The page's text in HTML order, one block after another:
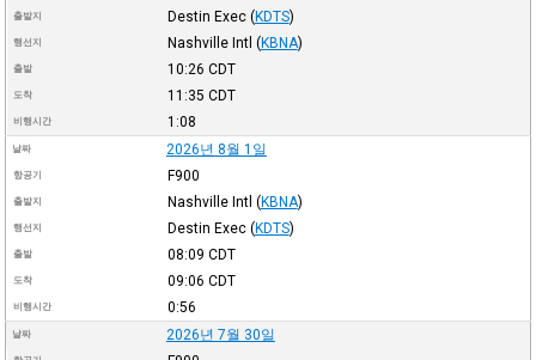
출발지 Destin Exec (KDTS)
행선지 Nashville Intl (KBNA)
출발 10:26 CDT
도착 11:35 CDT
비행시간 1:08
날짜 2026년 8월 1일
항공기 F900
출발지 Nashville Intl (KBNA)
행선지 Destin Exec (KDTS)
출발 08:09 CDT
도착 09:06 CDT
비행시간 0:56
날짜 2026년 7월 30일